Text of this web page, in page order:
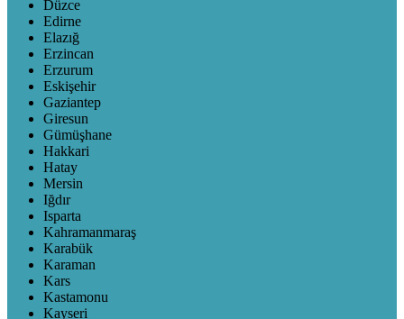
Düzce
Edirne
Elazığ
Erzincan
Erzurum
Eskişehir
Gaziantep
Giresun
Gümüşhane
Hakkari
Hatay
Mersin
Iğdır
Isparta
Kahramanmaraş
Karabük
Karaman
Kars
Kastamonu
Kayseri